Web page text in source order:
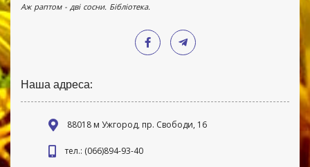
Аж раптом - дві сосни. Бібліотека.
Наша адреса:
88018 м Ужгород, пр. Свободи, 16
тел.: (066)894-93-40